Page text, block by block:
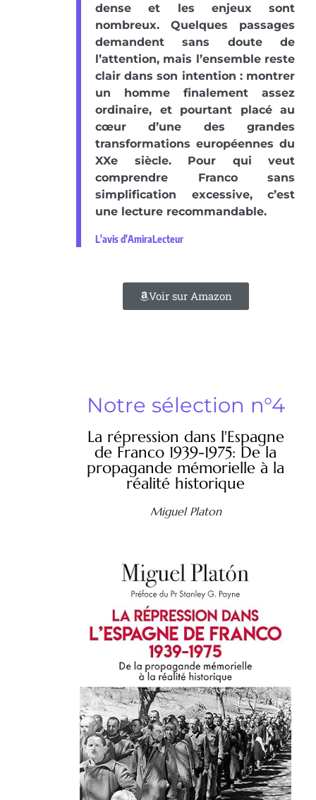
dense et les enjeux sont
nombreux. Quelques passages
demandent sans doute de
l’attention, mais l’ensemble reste
clair dans son intention : montrer
un homme finalement assez
ordinaire, et pourtant placé au
cœur d’une des grandes
transformations européennes du
XXe siècle. Pour qui veut
comprendre Franco sans
simplification excessive, c’est
une lecture recommandable.
L'avis d'AmiraLecteur
Voir sur Amazon
Notre sélection n°4
La répression dans l'Espagne
de Franco 1939-1975: De la
propagande mémorielle à la
réalité historique
Miguel Platon